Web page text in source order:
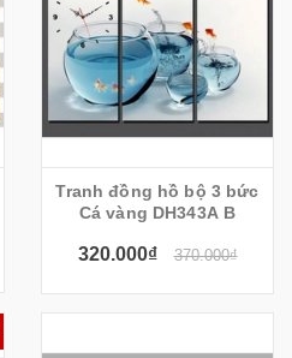
Tranh đồng hồ bộ 3 bức
Cá vàng DH343A B
320.000₫ 370.000₫